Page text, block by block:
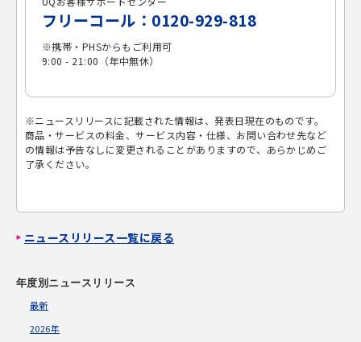
フリーコール：0120-929-818
※携帯・PHSからもご利用可
9:00 - 21:00（年中無休）
※ニュースリリースに記載された情報は、発表日現在のものです。
商品・サービスの料金、サービス内容・仕様、お問い合わせ先など
の情報は予告なしに変更されることがありますので、あらかじめご
了承ください。
ニュースリリース一覧に戻る
年度別ニュースリリース
最新
2026年